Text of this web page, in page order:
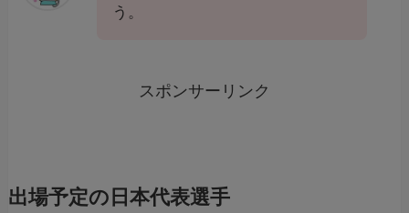
う。
スポンサーリンク
出場予定の日本代表選手